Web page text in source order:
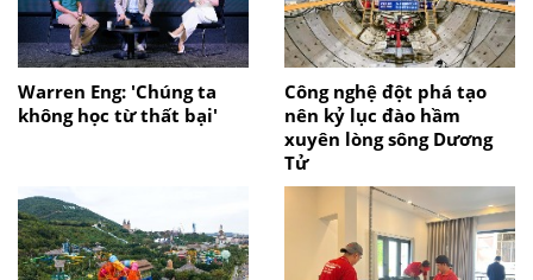
Warren Eng: 'Chúng ta
không học từ thất bại'
Công nghệ đột phá tạo
nên kỷ lục đào hầm
xuyên lòng sông Dương
Tử